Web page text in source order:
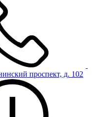
проспект, д. 102